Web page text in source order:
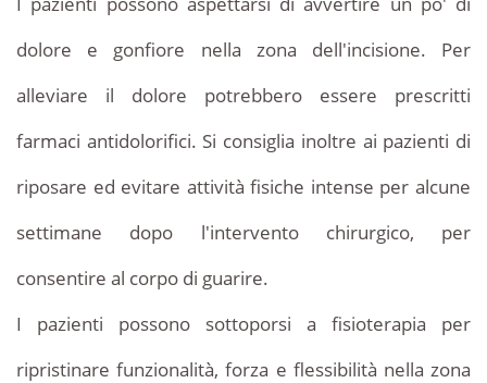
dolore e gonfiore nella zona dell'incisione. Per
alleviare il dolore potrebbero essere prescritti
farmaci antidolorifici. Si consiglia inoltre ai pazienti di
riposare ed evitare attività fisiche intense per alcune
settimane dopo l'intervento chirurgico, per
consentire al corpo di guarire.
I pazienti possono sottoporsi a fisioterapia per
ripristinare funzionalità, forza e flessibilità nella zona